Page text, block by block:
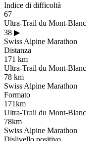
Indice di difficoltà
67
Ultra-Trail du Mont-Blanc
38 ▶
Swiss Alpine Marathon
Distanza
171 km
Ultra-Trail du Mont-Blanc
78 km
Swiss Alpine Marathon
Formato
171km
Ultra-Trail du Mont-Blanc
78km
Swiss Alpine Marathon
Dislivello positivo